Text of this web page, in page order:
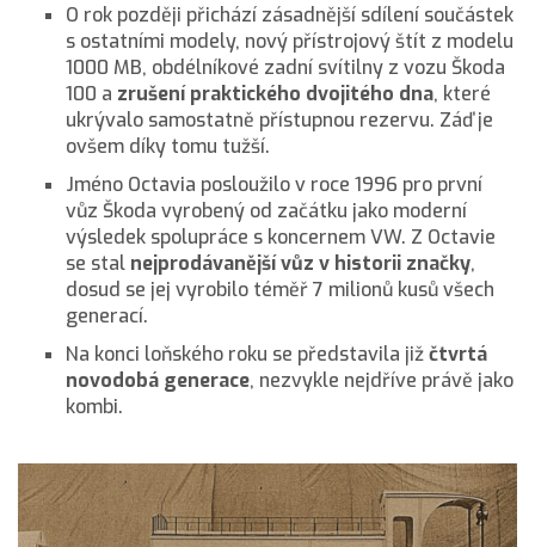
O rok později přichází zásadnější sdílení součástek
s ostatními modely, nový přístrojový štít z modelu
1000 MB, obdélníkové zadní svítilny z vozu Škoda
100 a zrušení praktického dvojitého dna, které
ukrývalo samostatně přístupnou rezervu. Záď je
ovšem díky tomu tužší.
Jméno Octavia posloužilo v roce 1996 pro první
vůz Škoda vyrobený od začátku jako moderní
výsledek spolupráce s koncernem VW. Z Octavie
se stal nejprodávanější vůz v historii značky,
dosud se jej vyrobilo téměř 7 milionů kusů všech
generací.
Na konci loňského roku se představila jižčtvrtá
novodobá generace, nezvykle nejdříve právě jako
kombi.